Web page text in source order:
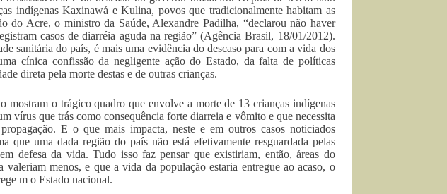
indígenas Kaxinawá e Kulina, povos que tradicionalmente habitam as
do Acre, o ministro da Saúde, Alexandre Padilha, “declarou não haver
casos de diarréia aguda na região” (Agência Brasil, 18/01/2012).
sanitária do país, é mais uma evidência do descaso para com a vida dos
cínica confissão da negligente ação do Estado, da falta de políticas
direta pela morte destas e de outras crianças.
mostram o trágico quadro que envolve a morte de 13 crianças indígenas
vírus que trás como consequência forte diarreia e vômito e que necessita
E o que mais impacta, neste e em outros casos noticiados
que uma dada região do país não está efetivamente resguardada pelas
defesa da vida. Tudo isso faz pensar que existiriam, então, áreas do
menos, e que a vida da população estaria entregue ao acaso, o
m o Estado nacional.